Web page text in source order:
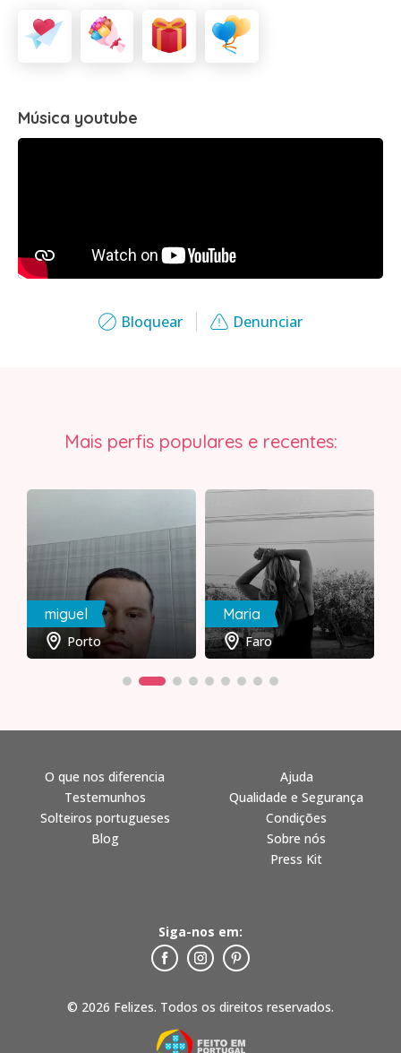
Bloquear Denunciar
Música youtube
Mais perfis populares e recentes:
miguel
Porto
Maria
Faro
© 2026 Felizes. Todos os direitos reservados.
O que nos diferencia
Testemunhos
Solteiros portugueses
Blog
Ajuda
Qualidade e Segurança
Condições
Sobre nós
Press Kit
Siga-nos em: